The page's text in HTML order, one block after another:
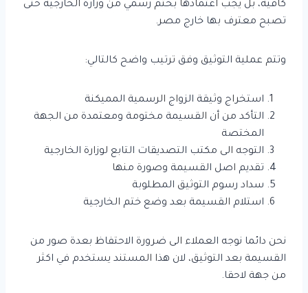
كافية، بل يجب اعتمادها بختم رسمي من وزارة الخارجية حتى
تصبح معترف بها خارج مصر.
وتتم عملية التوثيق وفق ترتيب واضح كالتالي:
استخراج وثيقة الزواج الرسمية المميكنة
التأكد من أن القسيمة مختومة ومعتمدة من الجهة
المختصة
التوجه الى مكتب التصديقات التابع لوزارة الخارجية
تقديم اصل القسيمة وصورة منها
سداد رسوم التوثيق المطلوبة
استلام القسيمة بعد وضع ختم الخارجية
نحن دائما نوجه العملاء الى ضرورة الاحتفاظ بعدة صور من
القسيمة بعد التوثيق، لان هذا المستند يستخدم في اكثر
من جهة لاحقا.